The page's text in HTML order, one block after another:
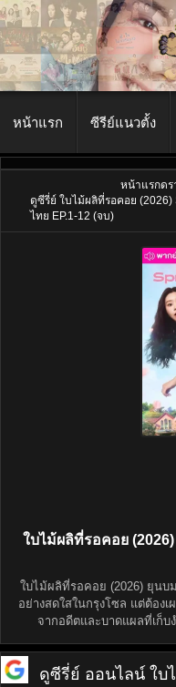
หน้าแรก ซีรีย์แนวตั้ง
หน้าแรกดร
ดูซีรี่ย์ ใบไม้ผลิที่รอคอย (2026)
ไทย EP.1-12 (จบ)
ใบไม้ผลิที่รอคอย
ใบไม้ผลิที่รอคอย (2026) ยุน
อย่างสดใสในกรุงโซล แต่ต้อง
จากอดีตและบาดแผลที่เก็บ
ดูซีรี่ย์ ออนไลน์ ใบ